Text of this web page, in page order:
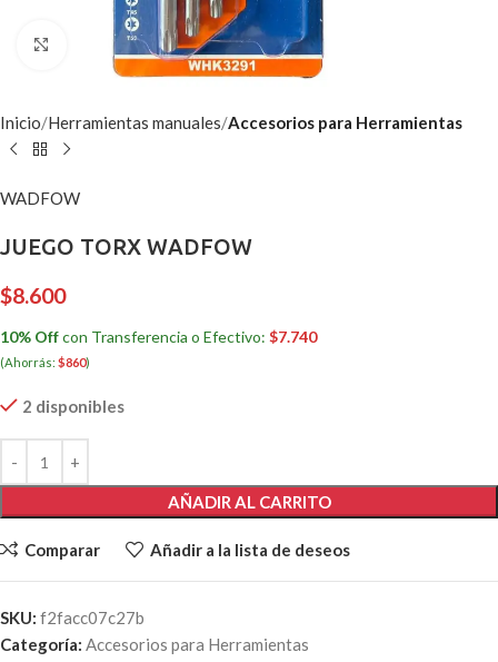
Clic para ampliar
Inicio Herramientas manuales Accesorios para Herramientas
WADFOW
JUEGO TORX WADFOW
$8.600
10% Offcon Transferencia o Efectivo: $7.740
(Ahorrás: $860)
2 disponibles
AÑADIR AL CARRITO
Comparar Añadir a la lista de deseos
SKU: f2facc07c27b
Categoría: Accesorios para Herramientas